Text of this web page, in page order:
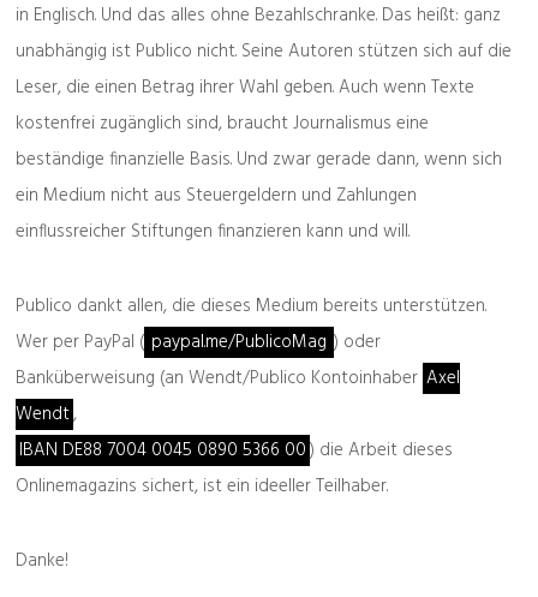
in Englisch. Und das alles ohne Bezahlschranke. Das heißt: ganz
unabhängig ist Publico nicht. Seine Autoren stützen sich auf die
Leser, die einen Betrag ihrer Wahl geben. Auch wenn Texte
kostenfrei zugänglich sind, braucht Journalismus eine
beständige finanzielle Basis. Und zwar gerade dann, wenn sich
ein Medium nicht aus Steuergeldern und Zahlungen
einflussreicher Stiftungen finanzieren kann und will.
Publico dankt allen, die dieses Medium bereits unterstützen.
Wer per PayPal ( paypal.me/PublicoMag ) oder
Banküberweisung (an Wendt/Publico Kontoinhaber Axel
Wendt,
IBAN DE88 7004 0045 0890 5366 00) die Arbeit dieses
Onlinemagazins sichert, ist ein ideeller Teilhaber.
Danke!